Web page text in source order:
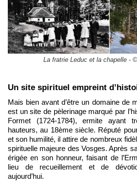
La fratrie Leduc et la chapelle -
​Un site spirituel empreint
Mais bien avant d’être un domaine de montagne prisé, Ventron
est un site de pèlerinage marqué par
Formet (1724-1784), ermite ayant
hauteurs, au 18ème siècle. Réputé
et son humilité, il attire de nombreux
spirituelle majeure des Vosges. Après
érigée en son honneur, faisant de
lieu de recueillement et de
aujourd’hui.